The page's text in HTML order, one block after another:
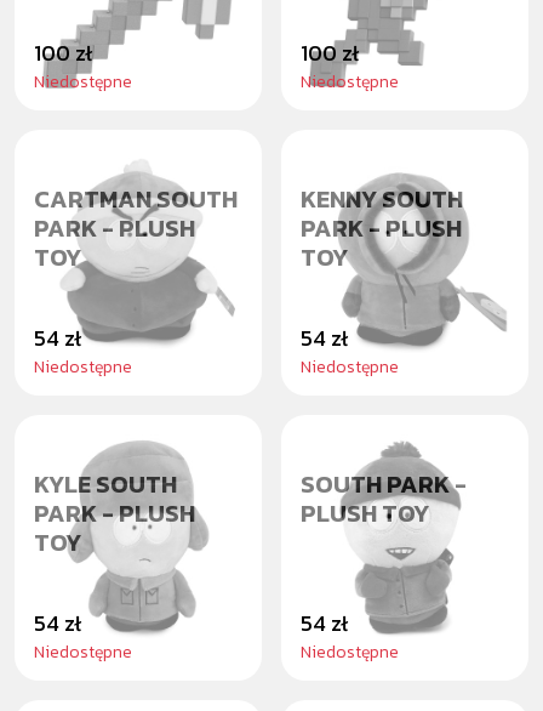
100 zł
Niedostępne
100 zł
Niedostępne
CARTMAN SOUTH
PARK - PLUSH
TOY
54 zł
Niedostępne
KENNY SOUTH
PARK - PLUSH
TOY
54 zł
Niedostępne
KYLE SOUTH
PARK - PLUSH
TOY
54 zł
Niedostępne
SOUTH PARK -
PLUSH TOY
54 zł
Niedostępne